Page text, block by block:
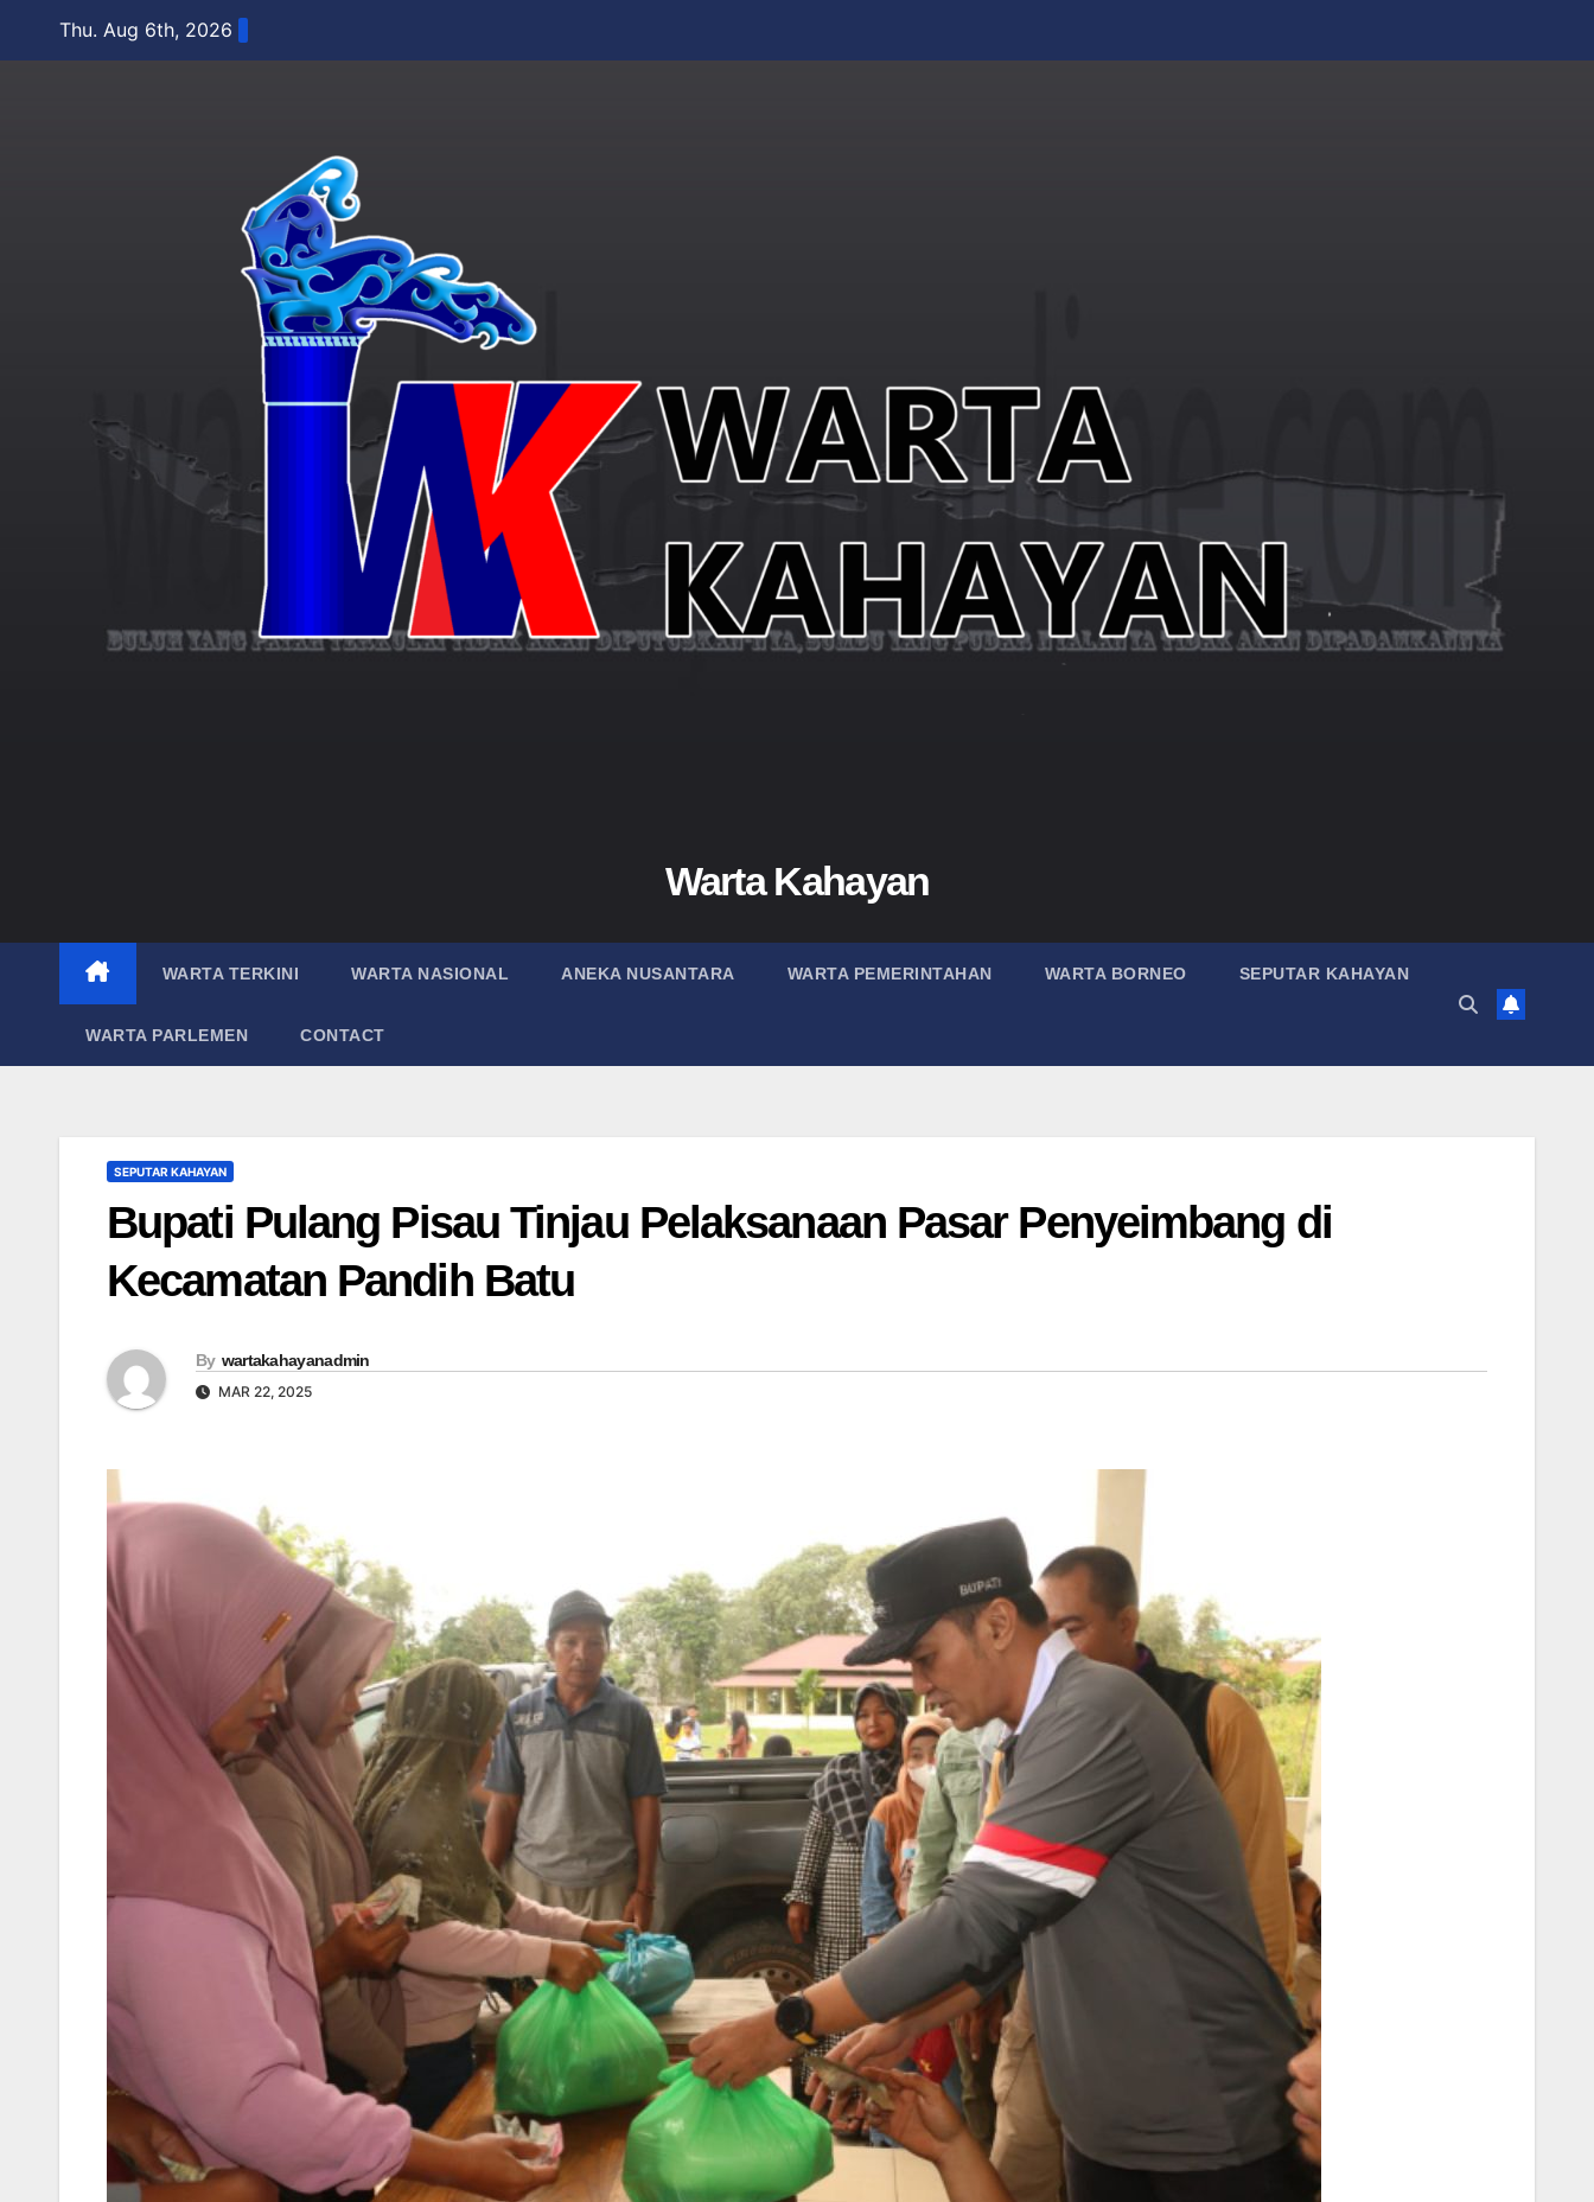
Thu. Aug 6th, 2026
Warta Kahayan
WARTA TERKINI WARTA NASIONAL ANEKA NUSANTARA WARTA PEMERINTAHAN WARTA BORNEO SEPUTAR KAHAYAN
WARTA PARLEMEN CONTACT
SEPUTAR KAHAYAN
Bupati Pulang Pisau Tinjau Pelaksanaan Pasar Penyeimbang di
Kecamatan Pandih Batu
By wartakahayanadmin
MAR 22, 2025